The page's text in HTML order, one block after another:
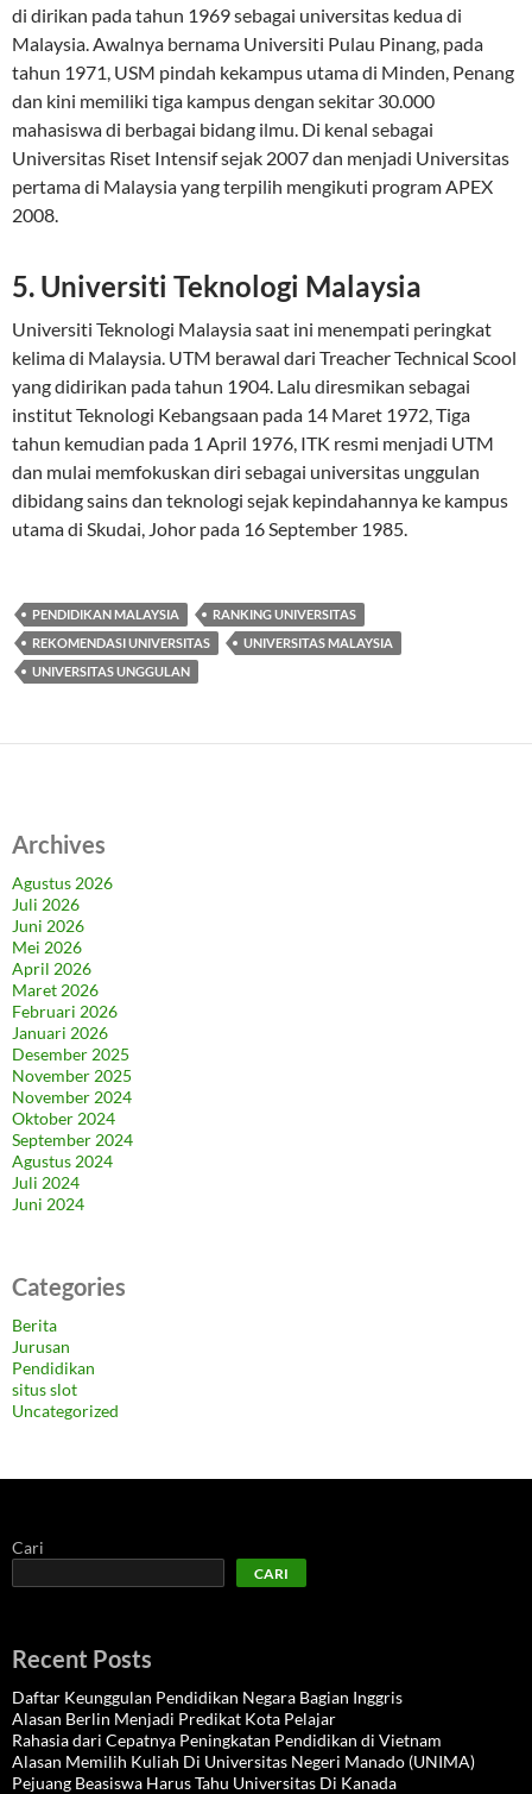
di dirikan pada tahun 1969 sebagai universitas kedua di
Malaysia. Awalnya bernama Universiti Pulau Pinang, pada
tahun 1971, USM pindah kekampus utama di Minden, Penang
dan kini memiliki tiga kampus dengan sekitar 30.000
mahasiswa di berbagai bidang ilmu. Di kenal sebagai
Universitas Riset Intensif sejak 2007 dan menjadi Universitas
pertama di Malaysia yang terpilih mengikuti program APEX
2008.
5. Universiti Teknologi Malaysia
Universiti Teknologi Malaysia saat ini menempati peringkat
kelima di Malaysia. UTM berawal dari Treacher Technical Scool
yang didirikan pada tahun 1904. Lalu diresmikan sebagai
institut Teknologi Kebangsaan pada 14 Maret 1972, Tiga
tahun kemudian pada 1 April 1976, ITK resmi menjadi UTM
dan mulai memfokuskan diri sebagai universitas unggulan
dibidang sains dan teknologi sejak kepindahannya ke kampus
utama di Skudai, Johor pada 16 September 1985.
PENDIDIKAN MALAYSIA
RANKING UNIVERSITAS
REKOMENDASI UNIVERSITAS
UNIVERSITAS MALAYSIA
UNIVERSITAS UNGGULAN
Archives
Agustus 2026
Juli 2026
Juni 2026
Mei 2026
April 2026
Maret 2026
Februari 2026
Januari 2026
Desember 2025
November 2025
November 2024
Oktober 2024
September 2024
Agustus 2024
Juli 2024
Juni 2024
Categories
Berita
Jurusan
Pendidikan
situs slot
Uncategorized
Cari
CARI
Recent Posts
Daftar Keunggulan Pendidikan Negara Bagian Inggris
Alasan Berlin Menjadi Predikat Kota Pelajar
Rahasia dari Cepatnya Peningkatan Pendidikan di Vietnam
Alasan Memilih Kuliah Di Universitas Negeri Manado (UNIMA)
Pejuang Beasiswa Harus Tahu Universitas Di Kanada